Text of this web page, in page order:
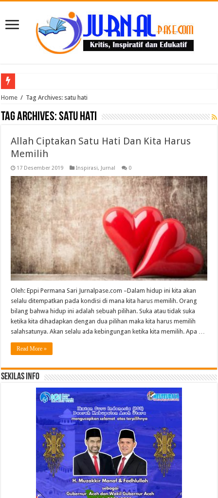
Puluhan Guru Berkumpul di TPN XIII Aceh Utara, Kacabdin Tekankan Cetak
Home / Tag Archives: satu hati
Tag Archives:satu hati
Allah Ciptakan Satu Hati Dan Kita Harus
Memilih
17 Desember 2019 Inspirasi, Jurnal 0
Oleh: Eppi Permana Sari Jurnalpase.com –Dalam hidup ini kita akan
selalu ditempatkan pada kondisi di mana kita harus memilih. Orang
bilang bahwa hidup ini adalah sebuah pilihan. Suka atau tidak suka
ketika kita dihadapkan dengan dua pilihan maka kita harus memilih
salahsatunya. Akan selalu ada kebingungan ketika kita memilih. Apa …
Read More »
Sekilas Info